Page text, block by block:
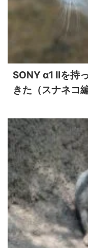
SONY α1 IIを持
きた（スナネコ編